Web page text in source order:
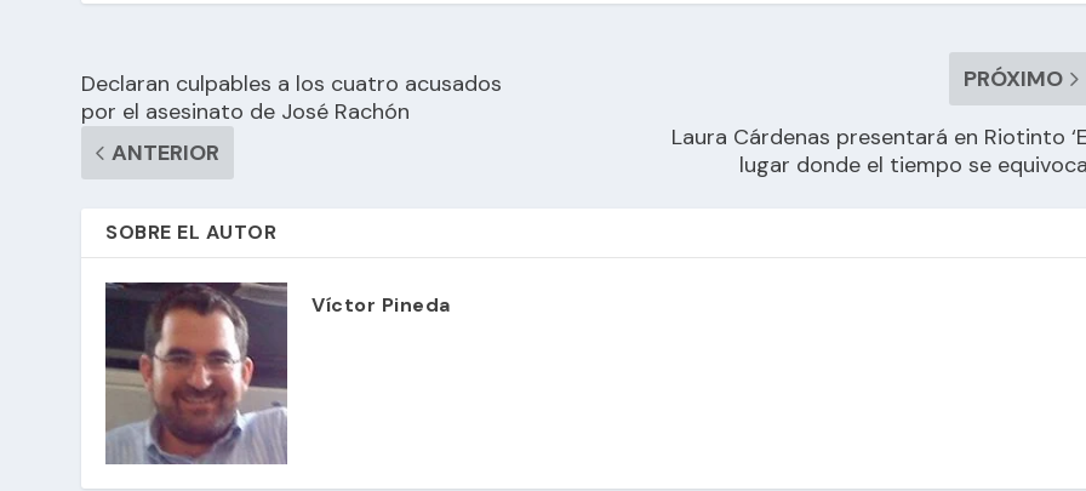
Declaran culpables a los cuatro acusados
por el asesinato de José Rachón
ANTERIOR
PRÓXIMO
Laura Cárdenas presentará en Riotinto
lugar donde el tiempo se
SOBRE EL AUTOR
Víctor Pineda